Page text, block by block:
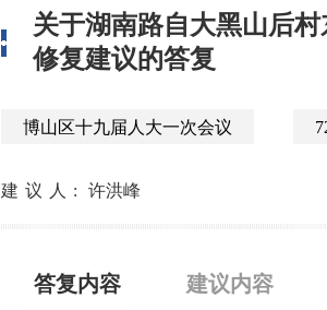
关于湖南路自大黑山后
修复建议的答复
博山区十九届人大一次会议
建议人: 许洪峰
答复内容 建议内容